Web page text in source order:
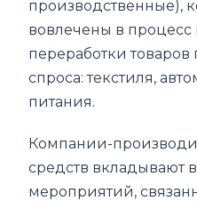
производственные),
вовлечены в процесс
переработки товаров
спроса: текстиля,
питания.
Компании-
средств вкладывают
мероприятий,